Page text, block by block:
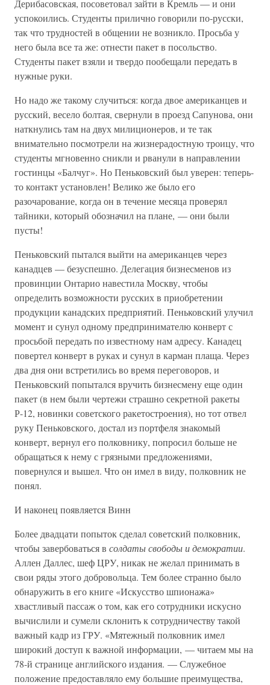
Дерибасовская, посоветовал зайти в Кремль — и они
успокоились. Студенты прилично говорили по-русски,
так что трудностей в общении не возникло. Просьба у
него была все та же: отнести пакет в посольство.
Студенты пакет взяли и твердо пообещали передать в
нужные руки.
Но надо же такому случиться: когда двое американцев и
русский, весело болтая, свернули в проезд Сапунова, они
наткнулись там на двух милиционеров, и те так
внимательно посмотрели на жизнерадостную троицу, что
студенты мгновенно сникли и рванули в направлении
гостинцы «Балчуг». Но Пеньковский был уверен: теперь-
то контакт установлен! Велико же было его
разочарование, когда он в течение месяца проверял
тайники, который обозначил на плане, — они были
пусты!
Пеньковский пытался выйти на американцев через
канадцев — безуспешно. Делегация бизнесменов из
провинции Онтарио навестила Москву, чтобы
определить возможности русских в приобретении
продукции канадских предприятий. Пеньковский улучил
момент и сунул одному предпринимателю конверт с
просьбой передать по известному нам адресу. Канадец
повертел конверт в руках и сунул в карман плаща. Через
два дня они встретились во время переговоров, и
Пеньковский попытался вручить бизнесмену еще один
пакет (в нем были чертежи страшно секретной ракеты
Р-12, новинки советского ракетостроения), но тот отвел
руку Пеньковского, достал из портфеля знакомый
конверт, вернул его полковнику, попросил больше не
обращаться к нему с грязными предложениями,
повернулся и вышел. Что он имел в виду, полковник не
понял.
И наконец появляется Винн
Более двадцати попыток сделал советский полковник,
чтобы завербоваться в солдаты свободы и демократии.
Аллен Даллес, шеф ЦРУ, никак не желал принимать в
свои ряды этого добровольца. Тем более странно было
обнаружить в его книге «Искусство шпионажа»
хвастливый пассаж о том, как его сотрудники искусно
вычислили и сумели склонить к сотрудничеству такой
важный кадр из ГРУ. «Мятежный полковник имел
широкий доступ к важной информации, — читаем мы на
78-й странице английского издания. — Служебное
положение предоставляло ему большие преимущества,